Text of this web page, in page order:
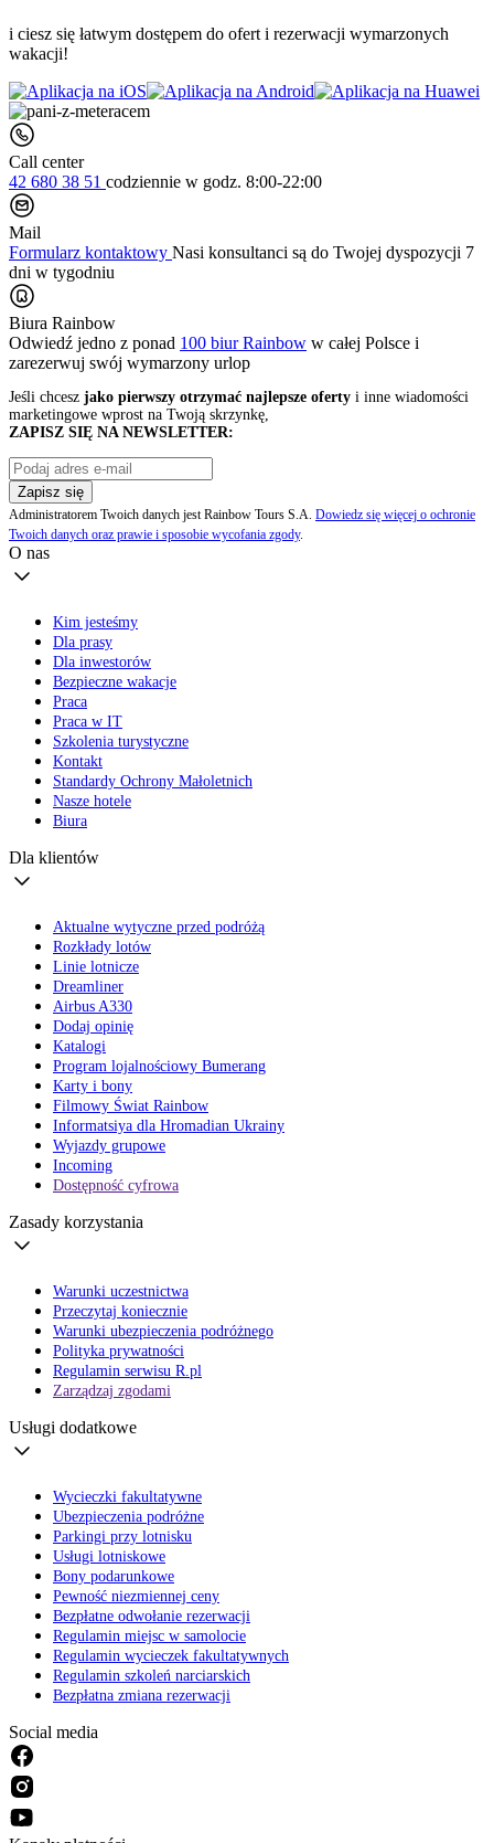
i ciesz się łatwym dostępem do ofert i rezerwacji wymarzonych
wakacji!
Call center
42 680 38 51 codziennie w godz. 8:00-22:00
Mail
Formularz kontaktowy Nasi konsultanci są do Twojej dyspozycji 7
dni w tygodniu
Biura Rainbow
Odwiedź jedno z ponad 100 biur Rainbow w całej Polsce i
zarezerwuj swój wymarzony urlop
Jeśli chcesz jako pierwszy otrzymać najlepsze oferty i inne wiadomości
marketingowe wprost na Twoją skrzynkę,
ZAPISZ SIĘ NA NEWSLETTER:
Zapisz się
Administratorem Twoich danych jest Rainbow Tours S.A. Dowiedz się więcej o ochronie
Twoich danych oraz prawie i sposobie wycofania zgody.
O nas
Kim jesteśmy
Dla prasy
Dla inwestorów
Bezpieczne wakacje
Praca
Praca w IT
Szkolenia turystyczne
Kontakt
Standardy Ochrony Małoletnich
Nasze hotele
Biura
Dla klientów
Aktualne wytyczne przed podróżą
Rozkłady lotów
Linie lotnicze
Dreamliner
Airbus A330
Dodaj opinię
Katalogi
Program lojalnościowy Bumerang
Karty i bony
Filmowy Świat Rainbow
Informatsiya dla Hromadian Ukrainy
Wyjazdy grupowe
Incoming
Dostępność cyfrowa
Zasady korzystania
Warunki uczestnictwa
Przeczytaj koniecznie
Warunki ubezpieczenia podróżnego
Polityka prywatności
Regulamin serwisu R.pl
Zarządzaj zgodami
Usługi dodatkowe
Wycieczki fakultatywne
Ubezpieczenia podróżne
Parkingi przy lotnisku
Usługi lotniskowe
Bony podarunkowe
Pewność niezmiennej ceny
Bezpłatne odwołanie rezerwacji
Regulamin miejsc w samolocie
Regulamin wycieczek fakultatywnych
Regulamin szkoleń narciarskich
Bezpłatna zmiana rezerwacji
Social media